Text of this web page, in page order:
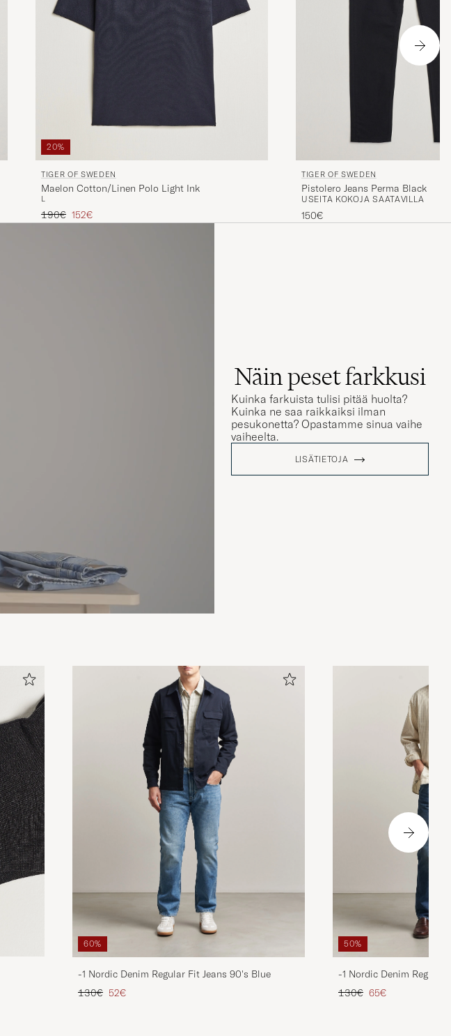
20%
TIGER OF SWEDEN
Maelon Cotton/Linen Polo Light Ink
L
Tavallinen hinta
190€ Alennettu hinta
152€
TIGER OF SWEDEN
Pistolero Jeans Perma Black
USEITA KOKOJA SAATAVILLA
150€
Näin peset farkkusi
Kuinka farkuista tulisi pitää huolta?
Kuinka ne saa raikkaiksi ilman
pesukonetta? Opastamme sinua vaihe
vaiheelta.
LISÄTIETOJA
60%
-1 Nordic Denim Regular Fit Jeans 90's Blue
Tavallinen hinta
130€ Alennettu hinta
52€
50%
-1 Nordic Denim Regular
Tavallinen hinta
130€ Alennettu hinta
65€